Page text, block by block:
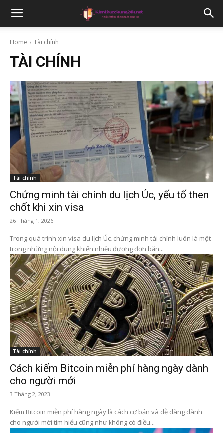
Home Tài chính
TÀI CHÍNH
Tài chính
Chứng minh tài chính du lịch Úc, yếu tố then
chốt khi xin visa
26 Tháng 1, 2026
Trong quá trình xin visa du lịch Úc, chứng minh tài chính luôn là một
trong những nội dung khiến nhiều đương đơn băn...
Tài chính
Cách kiếm Bitcoin miễn phí hàng ngày dành
cho người mới
3 Tháng 2, 2023
Kiếm Bitcoin miễn phí hàng ngày là cách cơ bản và dễ dàng dành
cho người mới tìm hiểu cũng như không có điều...